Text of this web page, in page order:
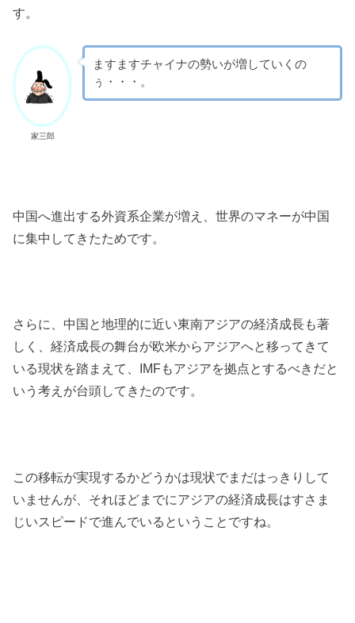
す。
家三郎
ますますチャイナの勢いが増していくの
ぅ・・・。
中国へ進出する外資系企業が増え、世界のマネーが中国
に集中してきたためです。
さらに、中国と地理的に近い東南アジアの経済成長も著
しく、経済成長の舞台が欧米からアジアへと移ってきて
いる現状を踏まえて、IMFもアジアを拠点とするべきだと
いう考えが台頭してきたのです。
この移転が実現するかどうかは現状でまだはっきりして
いませんが、それほどまでにアジアの経済成長はすさま
じいスピードで進んでいるということですね。